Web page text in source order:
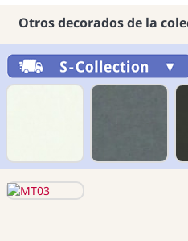
Otros decorados de la